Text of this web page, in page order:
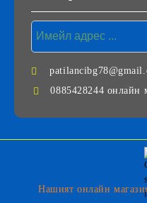
0885428244 онлайн
Нашият онлайн